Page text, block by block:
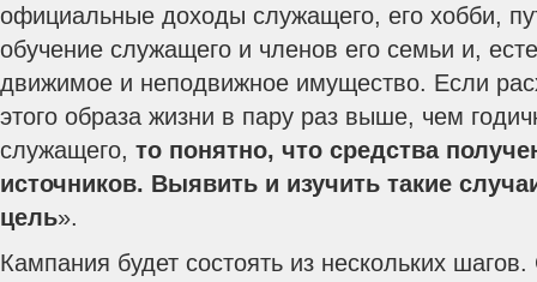
официальные доходы служащего, его хобби,
обучение служащего и членов его семьи и,
движимое и неподвижное имущество. Если
этого образа жизни в пару раз выше, чем
служащего, то понятно, что средства
источников. Выявить и изучить такие
цель».
Кампания будет состоять из нескольких